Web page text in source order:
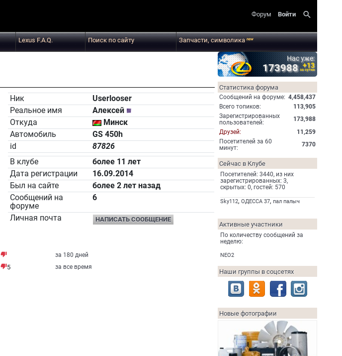
Форум Войти search
Lexus F.A.Q. Поиск по сайту Запчасти, символикаnew
Ник
Userlooser
Реальное имя
Алексей
Откуда
Минск
Автомобиль
GS 450h
id
87826
В клубе
более 11 лет
Дата регистрации
16.09.2014
Был на сайте
более 2 лет назад
Сообщений на
форуме
6
Личная почта НАПИСАТЬ СООБЩЕНИЕ
thumb_down за 180 дней
thumb_down5 за все время
Нас уже:
173988 +13
за сутки
Статистика форума
Cообщений на форуме: 4,458,437
Всего топиков:
113,905
Зарегистрированных
пользователей:
173,988
Друзей:
11,259
Посетителей за 60
минут:
7370
Сейчас в Клубе
Посетителей: 3440, из них
зарегистрированных: 3,
скрытых: 0, гостей: 570
Sky112, ОДЕССА 37, пал палыч
Активные участники
По количеству сообщений за
неделю:
NEO2
Наши группы в соцсетях
Новые фотографии